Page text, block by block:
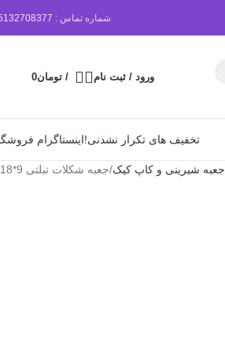
شماره تماس :
ورود / ثبت نام / تومان0
تخفیف های تکرار نشدنی!اینستاگرام
جعبه شیرینی و کاپ کیک جعبه شکلات تبلتی 9*18